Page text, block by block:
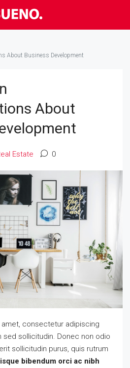
About Business Development
About
Estate 0
consectetur adipiscing
sed sollicitudin. Donec non odio
sollicitudin purus, quis rutrum
bibendum orci ac nibh